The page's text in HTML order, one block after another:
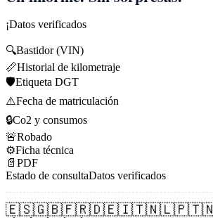
¡Datos verificados
🔍Bastidor (VIN)
📏Historial de kilometraje
🛡️Etiqueta DGT
⚠️Fecha de matriculación
🔒Co2 y consumos
🚨Robado
⚙️Ficha técnica
📄 PDF
Estado de consultaDatos verificados
🇪🇸🇬🇧🇫🇷🇩🇪🇮🇹🇳🇱🇵🇹